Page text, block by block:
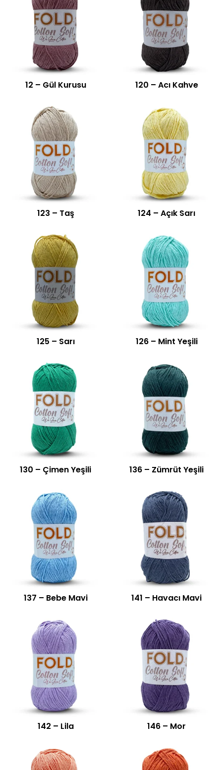
12 – Gül Kurusu 120 – Acı Kahve
123 – Taş 124 – Açık Sarı
125 – Sarı 126 – Mint Yeşili
130 – Çimen Yeşili 136 – Zümrüt Yeşili
137 – Bebe Mavi 141 – Havacı Mavi
142 – Lila 146 – Mor